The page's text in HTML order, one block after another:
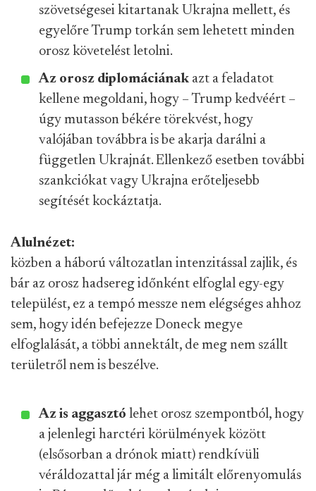
szövetségesei kitartanak Ukrajna mellett, és
egyelőre Trump torkán sem lehetett minden
orosz követelést letolni.
Az orosz diplomáciának azt a feladatot
kellene megoldani, hogy – Trump kedvéért –
úgy mutasson békére törekvést, hogy
valójában továbbra is be akarja darálni a
független Ukrajnát. Ellenkező esetben további
szankciókat vagy Ukrajna erőteljesebb
segítését kockáztatja.
Alulnézet:
közben a háború változatlan intenzitással zajlik, és
bár az orosz hadsereg időnként elfoglal egy-egy
települést, ez a tempó messze nem elégséges ahhoz
sem, hogy idén befejezze Doneck megye
elfoglalását, a többi annektált, de meg nem szállt
területről nem is beszélve.
Az is aggasztó lehet orosz szempontból, hogy
a jelenlegi harctéri körülmények között
(elsősorban a drónok miatt) rendkívüli
véráldozattal jár még a limitált előrenyomulás